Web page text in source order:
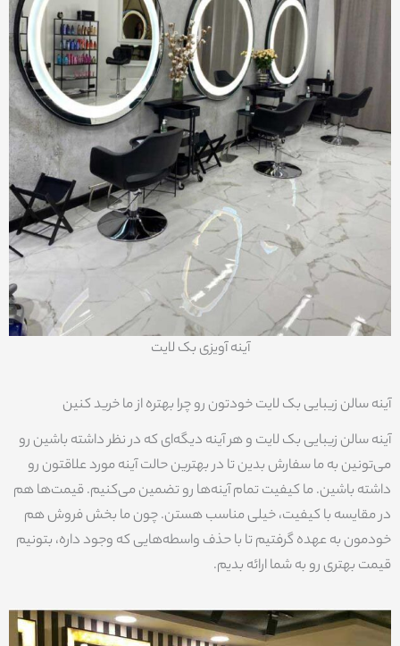
آینه آویزی بک لایت
آینه سالن زیبایی بک لایت خودتون رو چرا بهتره از ما خرید کنین
آینه سالن زیبایی بک لایت و هر آینه دیگه‌ای که در نظر داشته باشین رو
می‌تونین به ما سفارش بدین تا در بهترین حالت آینه مورد علاقتون رو
داشته باشین. ما کیفیت تمام آینه‌ها رو تضمین می‌کنیم. قیمت‌ها هم
در مقایسه با کیفیت، خیلی مناسب هستن. چون ما بخش فروش هم
خودمون به عهده گرفتیم تا با حذف واسطه‌هایی که وجود داره، بتونیم
قیمت بهتری رو به شما ارائه بدیم.